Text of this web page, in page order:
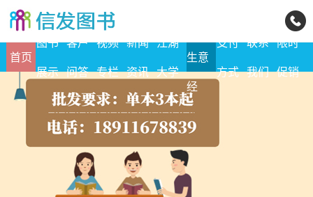
首页
图书
展示
客户
问答
视频
专栏
新闻
资讯
江湖
大学
生意
经
支付
方式
联系
我们
限时
促销